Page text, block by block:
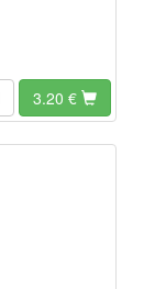
3.20 €